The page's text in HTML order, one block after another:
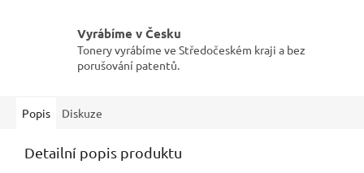
Vyrábíme v Česku
Tonery vyrábíme ve Středočeském kraji a bez
porušování patentů.
Popis Diskuze
Detailní popis produktu